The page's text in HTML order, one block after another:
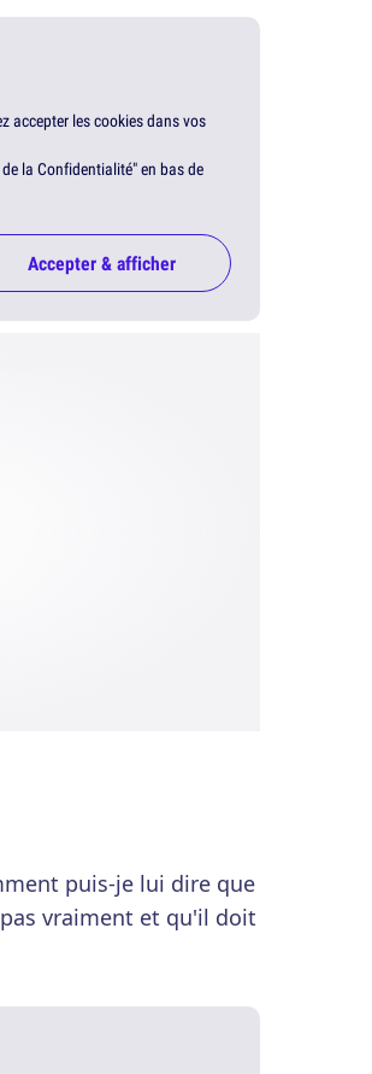
accepter les cookies dans vos
la Confidentialité" en bas de
Accepter & afficher
puis-je lui dire que
vraiment et qu'il doit